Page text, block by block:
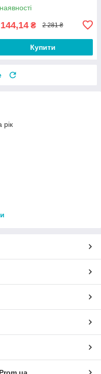
₴ 2 281 ₴
Купити
рік